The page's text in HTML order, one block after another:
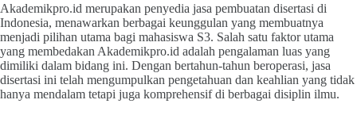
Akademikpro.id merupakan penyedia jasa pembuatan disertasi di
Indonesia, menawarkan berbagai keunggulan yang membuatnya
menjadi pilihan utama bagi mahasiswa S3. Salah satu faktor utama
yang membedakan Akademikpro.id adalah pengalaman luas yang
dimiliki dalam bidang ini. Dengan bertahun-tahun beroperasi, jasa
disertasi ini telah mengumpulkan pengetahuan dan keahlian yang tidak
hanya mendalam tetapi juga komprehensif di berbagai disiplin ilmu.